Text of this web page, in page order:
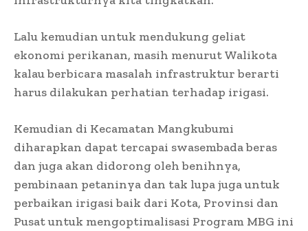
Lalu kemudian untuk mendukung geliat
ekonomi perikanan, masih menurut Walikota
kalau berbicara masalah infrastruktur berarti
harus dilakukan perhatian terhadap irigasi.
Kemudian di Kecamatan Mangkubumi
diharapkan dapat tercapai swasembada beras
dan juga akan didorong oleh benihnya,
pembinaan petaninya dan tak lupa juga untuk
perbaikan irigasi baik dari Kota, Provinsi dan
Pusat untuk mengoptimalisasi Program MBG ini